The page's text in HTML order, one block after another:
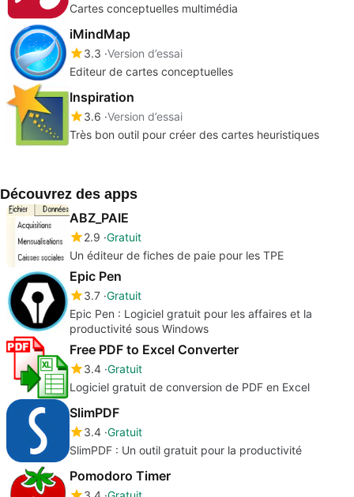
Cartes conceptuelles multimédia
iMindMap
3.3 Version d’essai
Editeur de cartes conceptuelles
Inspiration
3.6 Version d’essai
Très bon outil pour créer des cartes heuristiques
Découvrez des apps
ABZ_PAIE
2.9 Gratuit
Un éditeur de fiches de paie pour les TPE
Epic Pen
3.7 Gratuit
Epic Pen : Logiciel gratuit pour les affaires et la
productivité sous Windows
Free PDF to Excel Converter
3.4 Gratuit
Logiciel gratuit de conversion de PDF en Excel
SlimPDF
3.4 Gratuit
SlimPDF : Un outil gratuit pour la productivité
Pomodoro Timer